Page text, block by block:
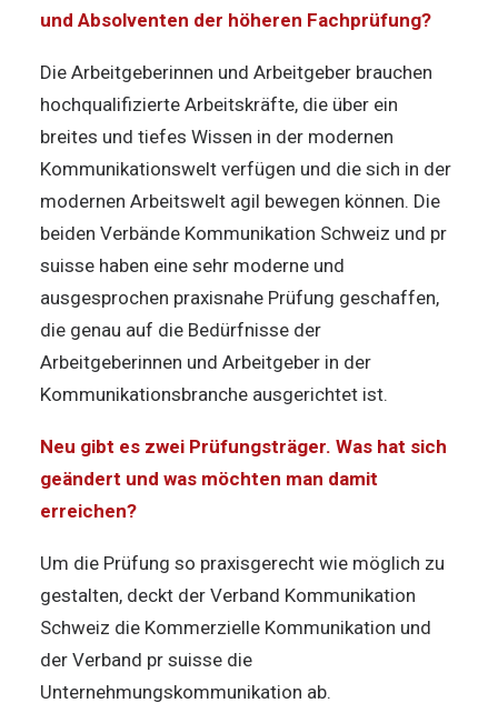
und Absolventen der höheren Fachprüfung?
Die Arbeitgeberinnen und Arbeitgeber brauchen
hochqualifizierte Arbeitskräfte, die über ein
breites und tiefes Wissen in der modernen
Kommunikationswelt verfügen und die sich in der
modernen Arbeitswelt agil bewegen können. Die
beiden Verbände Kommunikation Schweiz und pr
suisse haben eine sehr moderne und
ausgesprochen praxisnahe Prüfung geschaffen,
die genau auf die Bedürfnisse der
Arbeitgeberinnen und Arbeitgeber in der
Kommunikationsbranche ausgerichtet ist.
Neu gibt es zwei Prüfungsträger. Was hat sich
geändert und was möchten man damit
erreichen?
Um die Prüfung so praxisgerecht wie möglich zu
gestalten, deckt der Verband Kommunikation
Schweiz die Kommerzielle Kommunikation und
der Verband pr suisse die
Unternehmungskommunikation ab.